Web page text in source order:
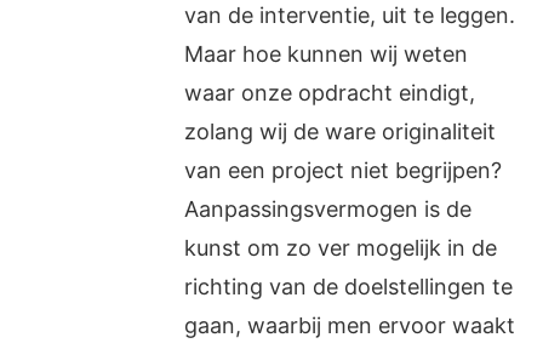
van de interventie, uit te leggen.
Maar hoe kunnen wij weten
waar onze opdracht eindigt,
zolang wij de ware originaliteit
van een project niet begrijpen?
Aanpassingsvermogen is de
kunst om zo ver mogelijk in de
richting van de doelstellingen te
gaan, waarbij men ervoor waakt